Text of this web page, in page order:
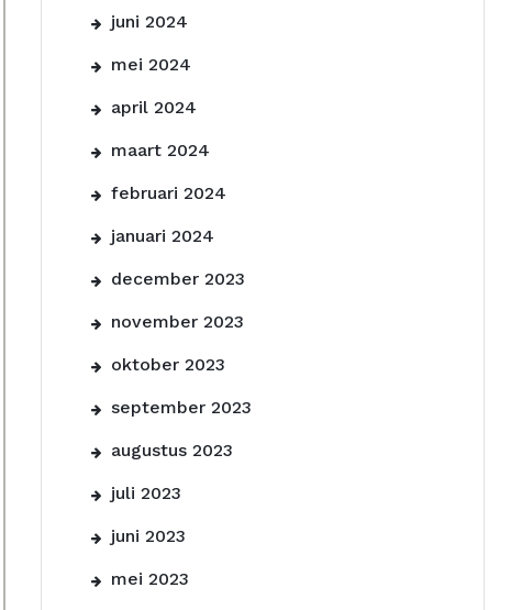
juni 2024
mei 2024
april 2024
maart 2024
februari 2024
januari 2024
december 2023
november 2023
oktober 2023
september 2023
augustus 2023
juli 2023
juni 2023
mei 2023